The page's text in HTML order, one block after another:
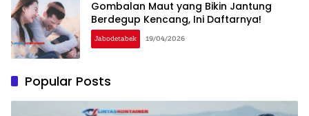
Gombalan Maut yang Bikin Jantung
Berdegup Kencang, Ini Daftarnya!
Jabodetabek 19/04/2026
Popular Posts